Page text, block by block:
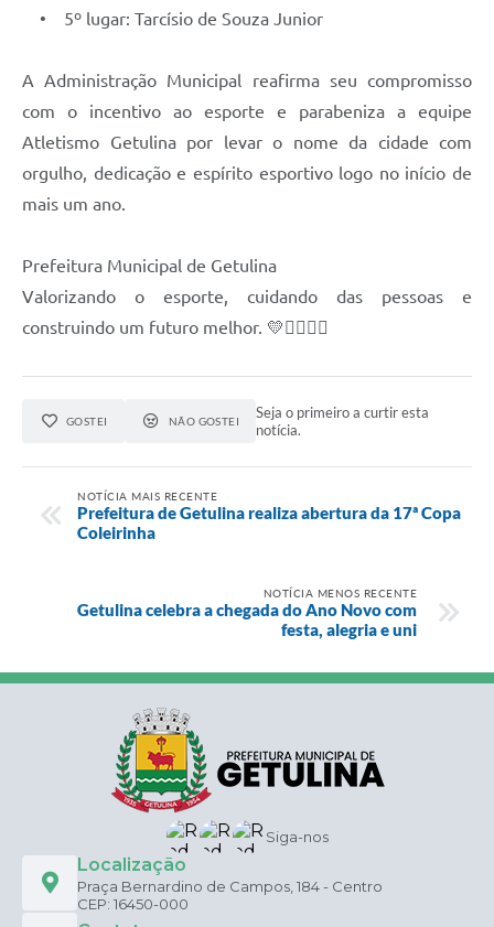
• 5º lugar: Tarcísio de Souza Junior
A Administração Municipal reafirma seu compromisso
com o incentivo ao esporte e parabeniza a equipe
Atletismo Getulina por levar o nome da cidade com
orgulho, dedicação e espírito esportivo logo no início de
mais um ano.
Prefeitura Municipal de Getulina
Valorizando o esporte, cuidando das pessoas e
construindo um futuro melhor. 💛🏃‍♀️🏃‍♂️
GOSTEI NÃO GOSTEI
Seja o primeiro a curtir esta
notícia.
NOTÍCIA MAIS RECENTE
Prefeitura de Getulina realiza abertura da 17ª Copa
Coleirinha
NOTÍCIA MENOS RECENTE
Getulina celebra a chegada do Ano Novo com
festa, alegria e uni
Siga-nos
Localização
Praça Bernardino de Campos, 184 - Centro
CEP: 16450-000